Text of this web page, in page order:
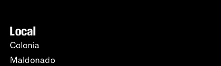
Local
Colonia
Maldonado